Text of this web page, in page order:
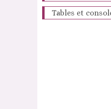
Tables et